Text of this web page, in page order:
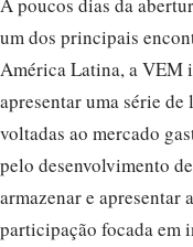
A poucos dias da
um dos principais
América Latina, a VEM
apresentar uma série de
voltadas ao mercado
pelo desenvolvimento
armazenar e apresentar
participação focada em